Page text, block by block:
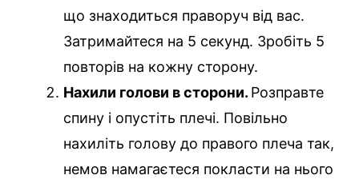
що знаходиться праворуч від вас.
Затримайтеся на 5 секунд. Зробіть 5
повторів на кожну сторону.
Нахили голови в сторони. Розправте
спину і опустіть плечі. Повільно
нахиліть голову до правого плеча так,
немов намагаєтеся покласти на нього